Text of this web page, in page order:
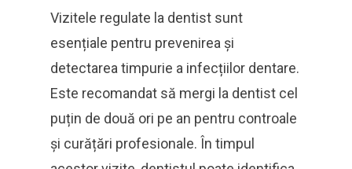
Vizitele regulate la dentist sunt
esențiale pentru prevenirea și
detectarea timpurie a infecțiilor dentare.
Este recomandat să mergi la dentist cel
puțin de două ori pe an pentru controale
și curățări profesionale. În timpul